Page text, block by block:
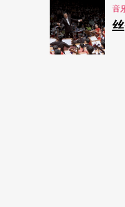
人意」四字
洛的钢琴仍
音